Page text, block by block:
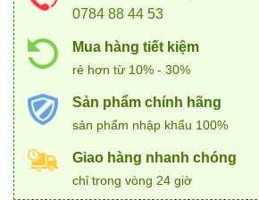
0784 88 44 53
Mua hàng tiết kiệm
rẻ hơn từ 10% - 30%
Sản phẩm chính hãng
sản phẩm nhập khẩu 100%
Giao hàng nhanh chóng
chỉ trong vòng 24 giờ